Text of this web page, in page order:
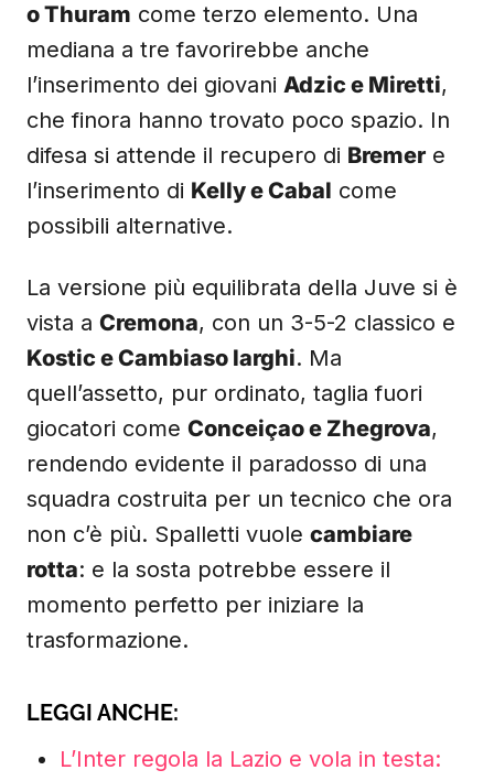
o Thuram come terzo elemento. Una
mediana a tre favorirebbe anche
l’inserimento dei giovani Adzic e Miretti,
che finora hanno trovato poco spazio. In
difesa si attende il recupero di Bremer e
l’inserimento di Kelly e Cabal come
possibili alternative.
La versione più equilibrata della Juve si è
vista a Cremona, con un 3-5-2 classico e
Kostic e Cambiaso larghi. Ma
quell’assetto, pur ordinato, taglia fuori
giocatori come Conceiçao e Zhegrova,
rendendo evidente il paradosso di una
squadra costruita per un tecnico che ora
non c’è più. Spalletti vuole cambiare
rotta: e la sosta potrebbe essere il
momento perfetto per iniziare la
trasformazione.
LEGGI ANCHE:
L’Inter regola la Lazio e vola in testa: